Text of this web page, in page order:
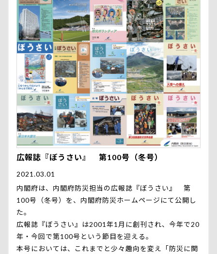
広報誌『ぼうさい』 第100号（冬号）
2021.03.01
内閣府は、内閣府防災担当の広報誌『ぼうさい』 第
100号（冬号）を、内閣府防災ホームページにて公開し
た。
広報誌『ぼうさい』は2001年1月に創刊され、今年で20
年・今回で第100号という節目を迎える。
本号においては、これまでと少々趣向を変え「防災に関